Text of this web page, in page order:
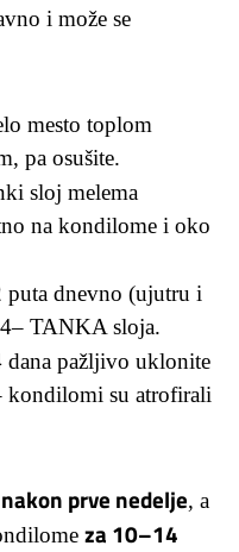
i može se
mesto toplom
pa osušite.
sloj melema
na kondilome i oko
puta dnevno (ujutru i
4– TANKA sloja.
dana pažljivo uklonite
kondilomi su atrofirali
prve nedelje, a
za 10–14